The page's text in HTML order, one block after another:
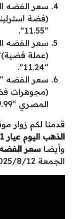
(فضة
“11.55”.
(عملة
“11.24”.
(مجوهرات
المصري “9.99”.
قدمنا لكم زوار
الذهب اليوم عيار 21 الجمعه،
وأيضا سعر الفضه
الجمعة 2025/8/12.